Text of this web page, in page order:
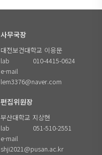
사무국장
대전보건대학교 이응문
lab
010-4415-0624
e-mail
lem3376@naver.com
편집위원장
부산대학교 지상현
lab
051-510-2551
e-mail
shji2021@pusan.ac.kr